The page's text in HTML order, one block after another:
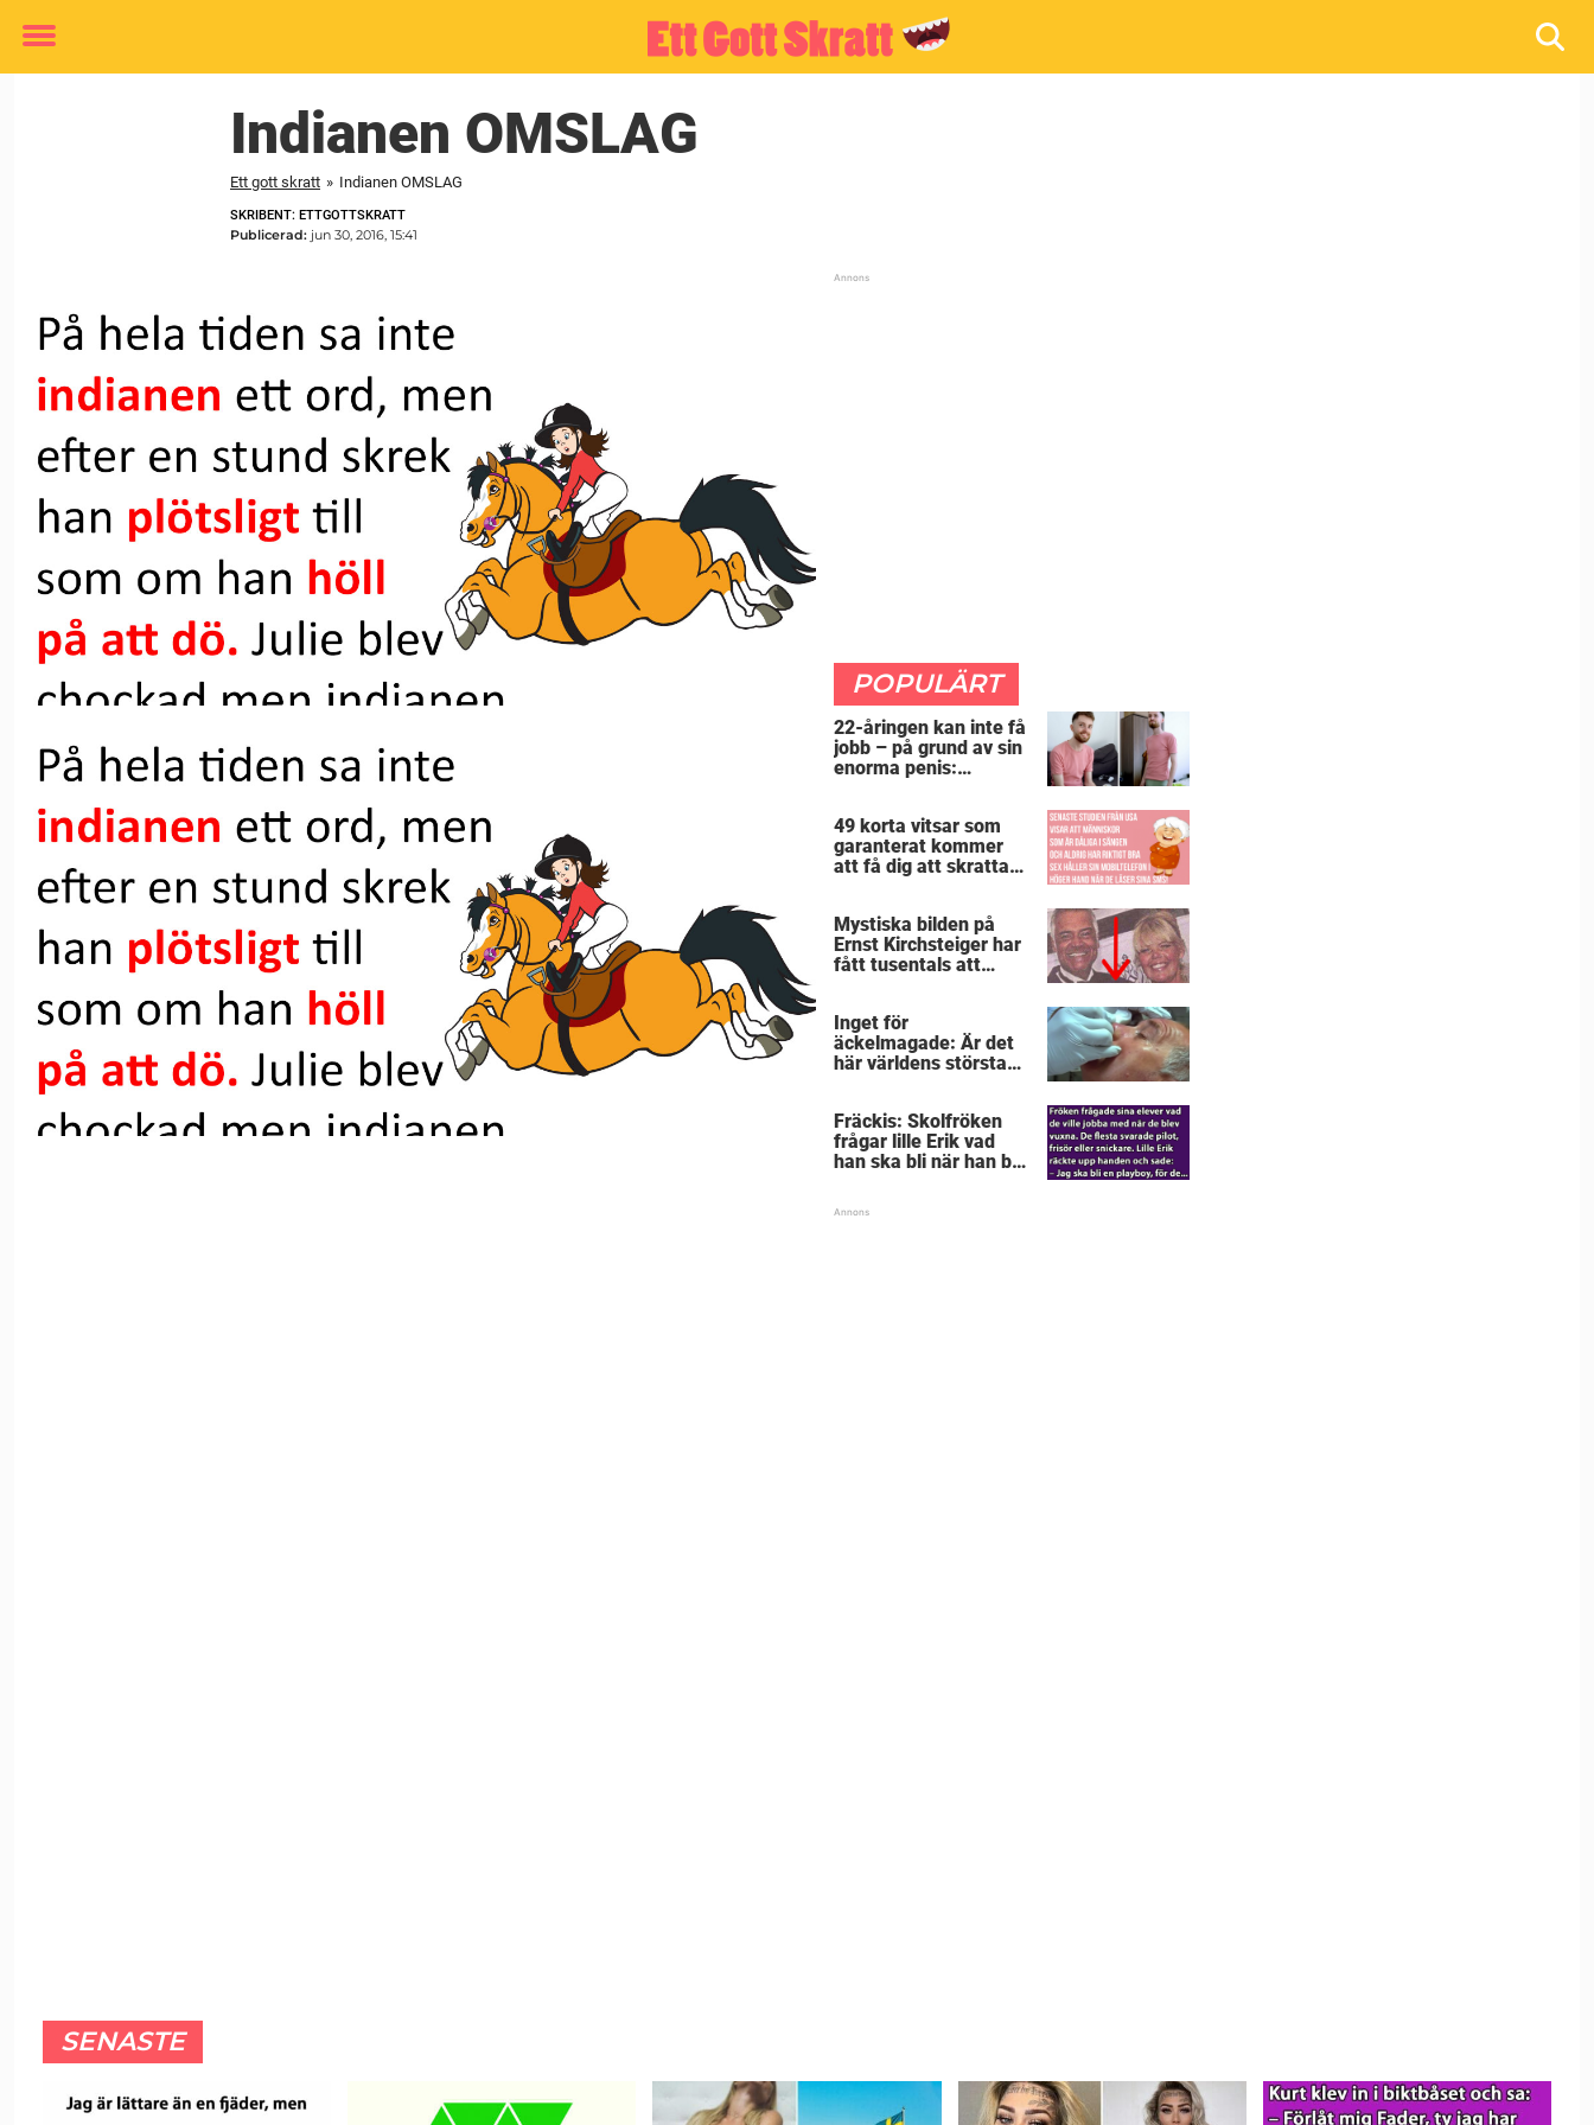
Toggle
Indianen OMSLAG
Ett gott skratt » Indianen OMSLAG
SKRIBENT: ETTGOTTSKRATT
Publicerad: jun 30, 2016, 15:41
POPULÄRT
22-åringen kan inte få
jobb – på grund av sin
enorma penis:
49 korta vitsar som
garanterat kommer
att få dig att skratta
Mystiska bilden på
Ernst Kirchsteiger har
fått tusentals att
Inget för
äckelmagade: Är det
här världens största
Fräckis: Skolfröken
frågar lille Erik vad
han ska bli när han blir
SENASTE